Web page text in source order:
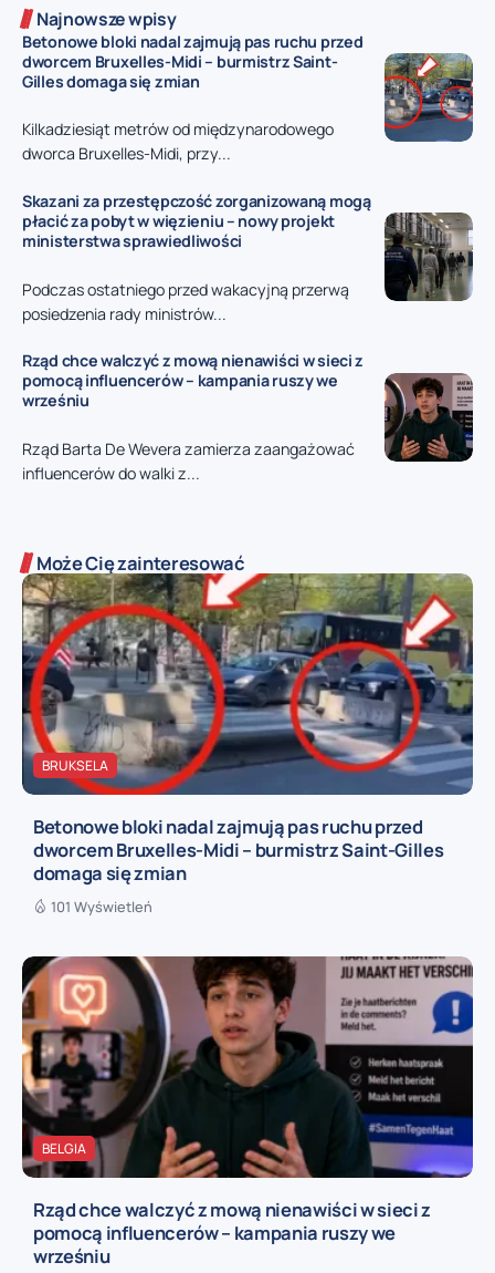
Najnowsze wpisy
Betonowe bloki nadal zajmują pas ruchu przed
dworcem Bruxelles-Midi – burmistrz Saint-
Gilles domaga się zmian
Kilkadziesiąt metrów od międzynarodowego
dworca Bruxelles-Midi, przy...
Skazani za przestępczość zorganizowaną mogą
płacić za pobyt w więzieniu – nowy projekt
ministerstwa sprawiedliwości
Podczas ostatniego przed wakacyjną przerwą
posiedzenia rady ministrów...
Rząd chce walczyć z mową nienawiści w sieci z
pomocą influencerów – kampania ruszy we
wrześniu
Rząd Barta De Wevera zamierza zaangażować
influencerów do walki z...
Może Cię zainteresować
BRUKSELA
Betonowe bloki nadal zajmują pas ruchu przed
dworcem Bruxelles-Midi – burmistrz Saint-Gilles
domaga się zmian
101 Wyświetleń
BELGIA
Rząd chce walczyć z mową nienawiści w sieci z
pomocą influencerów – kampania ruszy we
wrześniu